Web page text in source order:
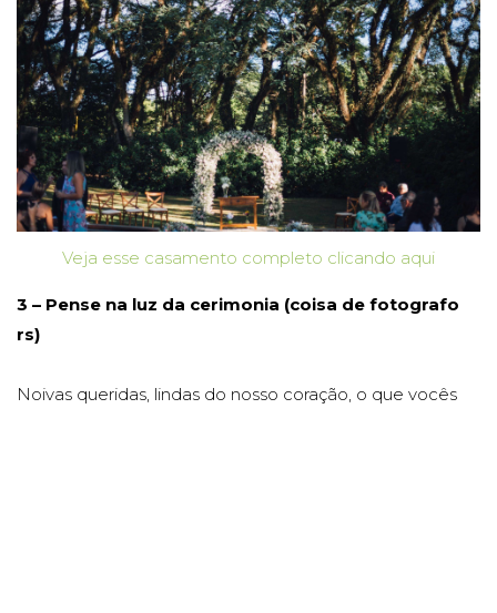
Veja esse casamento completo clicando aqui
3 – Pense na luz da cerimonia (coisa de fotografo
rs)
Noivas queridas, lindas do nosso coração, o que vocês